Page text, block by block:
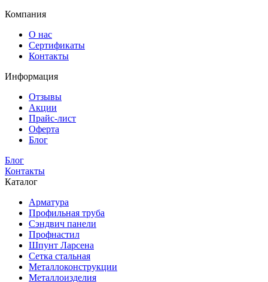
Компания
О нас
Сертификаты
Контакты
Информация
Отзывы
Акции
Прайс-лист
Оферта
Блог
Блог
Контакты
Каталог
Арматура
Профильная труба
Сэндвич панели
Профнастил
Шпунт Ларсена
Сетка стальная
Металлоконструкции
Металлоизделия